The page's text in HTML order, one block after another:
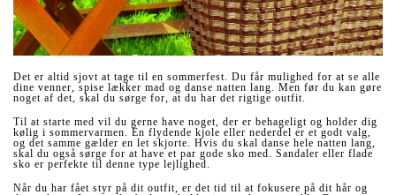
Det er altid sjovt at tage til en sommerfest. Du får mulighed for at se alle
dine venner, spise lækker mad og danse natten lang. Men før du kan gøre
noget af det, skal du sørge for, at du har det rigtige outfit.
Til at starte med vil du gerne have noget, der er behageligt og holder dig
kølig i sommervarmen. En flydende kjole eller nederdel er et godt valg,
og det samme gælder en let skjorte. Hvis du skal danse hele natten lang,
skal du også sørge for at have et par gode sko med. Sandaler eller flade
sko er perfekte til denne type lejlighed.
Når du har fået styr på dit outfit, er det tid til at fokusere på dit hår og